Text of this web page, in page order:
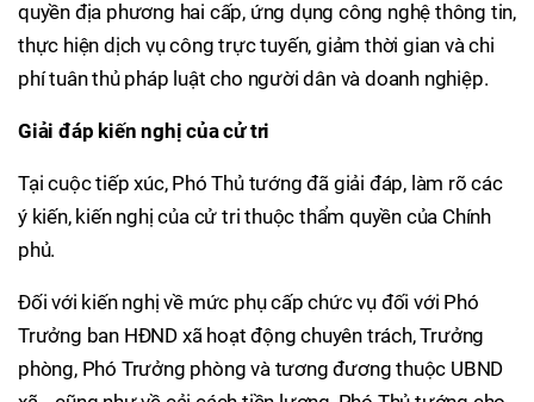
quyền địa phương hai cấp, ứng dụng công nghệ thông tin,
thực hiện dịch vụ công trực tuyến, giảm thời gian và chi
phí tuân thủ pháp luật cho người dân và doanh nghiệp.
Giải đáp kiến nghị của cử tri
Tại cuộc tiếp xúc, Phó Thủ tướng đã giải đáp, làm rõ các
ý kiến, kiến nghị của cử tri thuộc thẩm quyền của Chính
phủ.
Đối với kiến nghị về mức phụ cấp chức vụ đối với Phó
Trưởng ban HĐND xã hoạt động chuyên trách, Trưởng
phòng, Phó Trưởng phòng và tương đương thuộc UBND